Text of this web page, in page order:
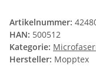
Artikelnummer:
HAN: 500512
Kategorie:
Hersteller: Mopptex